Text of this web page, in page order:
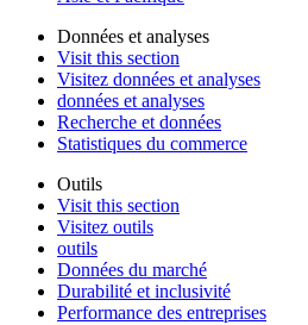
Données et analyses
Visit this section
Visitez données et analyses
données et analyses
Recherche et données
Statistiques du commerce
Outils
Visit this section
Visitez outils
outils
Données du marché
Durabilité et inclusivité
Performance des entreprises